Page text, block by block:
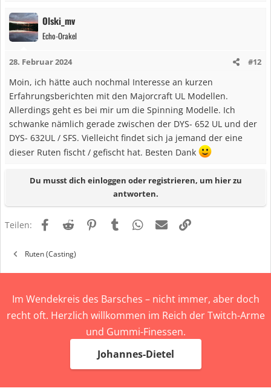
Olski_mv
Echo-Orakel
28. Februar 2024 #12
Moin, ich hätte auch nochmal Interesse an kurzen
Erfahrungsberichten mit den Majorcraft UL Modellen.
Allerdings geht es bei mir um die Spinning Modelle. Ich
schwanke nämlich gerade zwischen der DYS- 652 UL und der
DYS- 632UL / SFS. Vielleicht findet sich ja jemand der eine
dieser Ruten fischt / gefischt hat. Besten Dank
Du musst dich einloggen oder registrieren, um hier zu
antworten.
Teilen: FacebookReddit PinterestTumblr WhatsApp
E-Mail
Ruten (Casting)
Im Wendekreis des Barsches – nicht immer, aber doch
recht oft. Herzlich willkommen im Reich der Twitch-Arme
und Gummi-Finessen.
Johannes-Dietel